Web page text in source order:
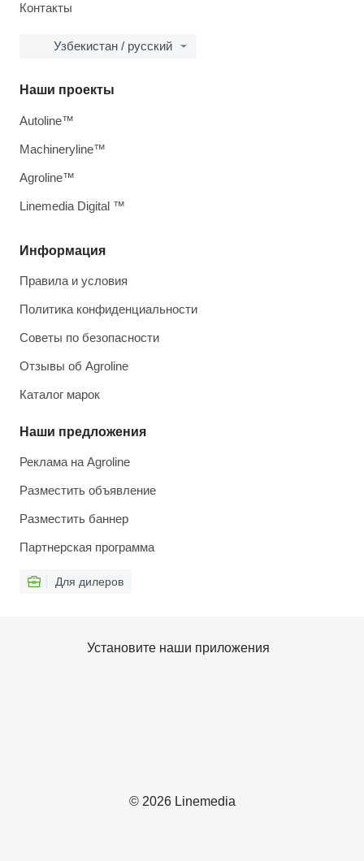
Контакты
Узбекистан / русский
Информация
Правила и условия
Политика конфиденциальности
Советы по безопасности
Отзывы об Agroline
Каталог марок
Наши предложения
Реклама на Agroline
Разместить объявление
Разместить баннер
Партнерская программа
Для дилеров
Наши проекты
Autoline™
Machineryline™
Agroline™
Linemedia Digital ™
© 2026 Linemedia
Установите наши приложения